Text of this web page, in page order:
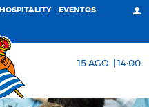
HOSPITALITY EVENTOS
15 AGO. | 14:00